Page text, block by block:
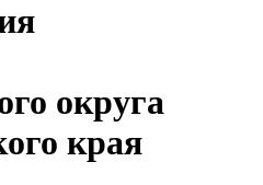
округа
края